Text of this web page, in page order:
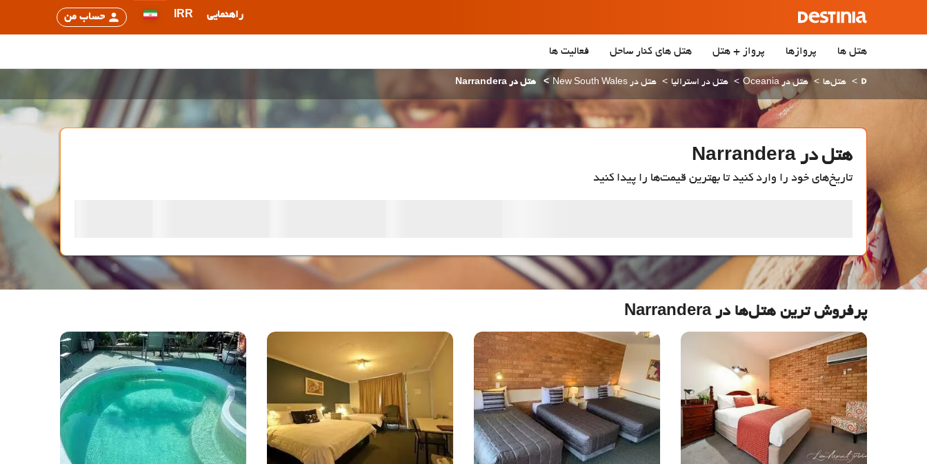
راهنمایی IRR حساب من
هتل ها پروازها پرواز + هتل هتل‌ های کنار ساحل فعالیت ها
هتل‌ها هتل در Oceania هتل در استرالیا هتل در New South Wales هتل در Narrandera
هتل در Narrandera
تاریخ‌های خود را وارد کنید تا بهترین قیمت‌ها را پیدا کنید
پرفروش ترین هتل‌ها در Narrandera